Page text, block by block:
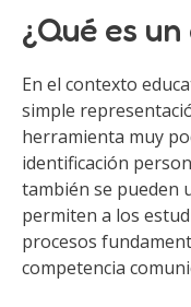
¿Qué es
En el contexto
simple
herramienta muy
identificación
también se pueden
permiten a los
procesos
competencia